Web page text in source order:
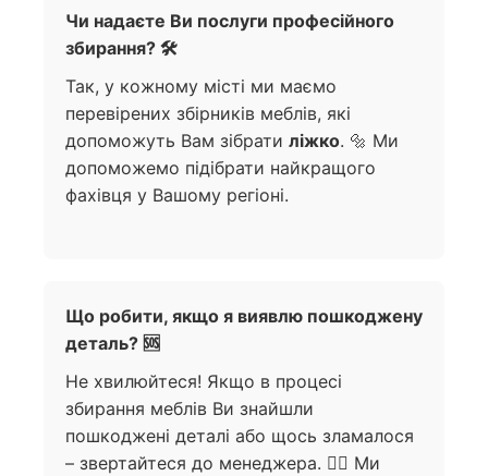
Чи надаєте Ви послуги професійного
збирання? 🛠️
Так, у кожному місті ми маємо
перевірених збірників меблів, які
допоможуть Вам зібрати ліжко. 🔩 Ми
допоможемо підібрати найкращого
фахівця у Вашому регіоні.
Що робити, якщо я виявлю пошкоджену
деталь? 🆘
Не хвилюйтеся! Якщо в процесі
збирання меблів Ви знайшли
пошкоджені деталі або щось зламалося
– звертайтеся до менеджера. 🙋‍♀️ Ми